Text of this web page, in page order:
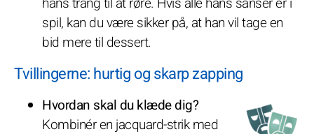
spil, kan du være sikker på, at han vil tage en
bid mere til dessert.
Tvillingerne: hurtig og skarp zapping
Hvordan skal du klæde dig?
Kombinér en jacquard-strik med